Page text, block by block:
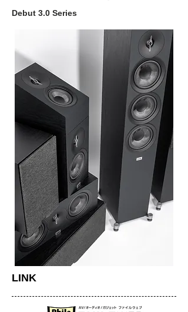
Debut 3.0 Series
LINK